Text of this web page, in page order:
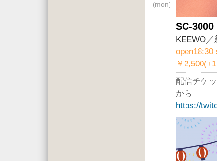
(mon)
SC-3000
KEEWO
open18:30
￥
配信チケ
から
https://